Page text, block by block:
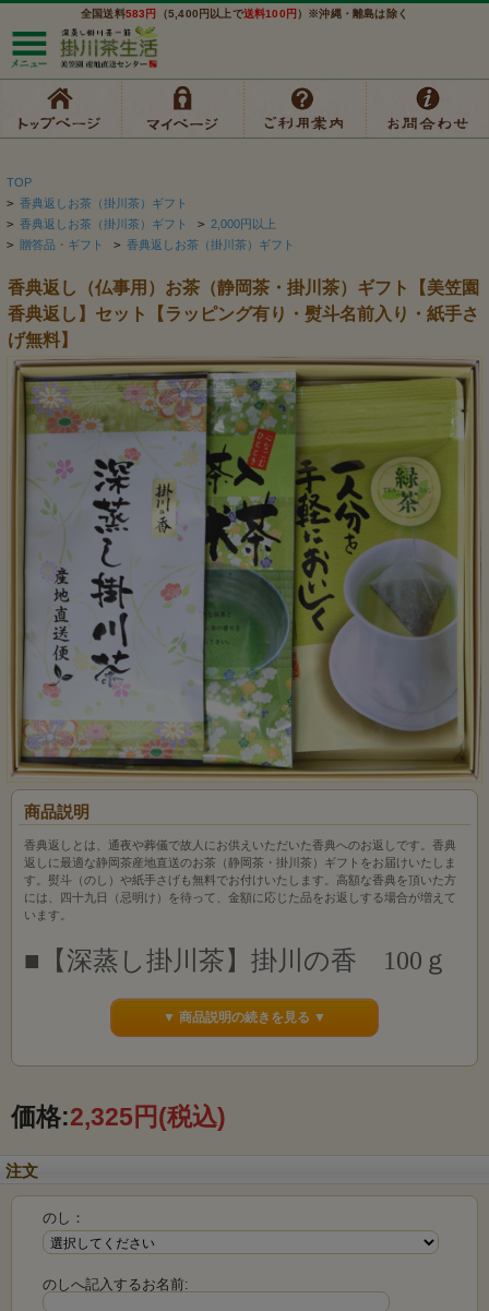
全国送料583円 （5,400円以上で送料100円 ）※沖縄・離島は除く
TOP
> 香典返しお茶（掛川茶）ギフト
> 香典返しお茶（掛川茶）ギフト > 2,000円以上
> 贈答品・ギフト > 香典返しお茶（掛川茶）ギフト
香典返し（仏事用）お茶（静岡茶・掛川茶）ギフト【美笠園
香典返し】セット【ラッピング有り・熨斗名前入り・紙手さ
げ無料】
商品説明
香典返しとは、通夜や葬儀で故人にお供えいただいた香典へのお返しです。香典
返しに最適な静岡茶産地直送のお茶（静岡茶・掛川茶）ギフトをお届けいたしま
す。熨斗（のし）や紙手さげも無料でお付けいたします。高額な香典を頂いた方
には、四十九日（忌明け）を待って、金額に応じた品をお返しする場合が増えて
います。
■【深蒸し掛川茶】掛川の香 100ｇ
■【深蒸し掛川茶】緑茶ティーバッ
■【抹茶入り玄米茶】 100ｇ
（京都抹茶・深蒸し掛川茶・国産
玄米）
▼ 商品説明の続きを見る ▼
価格:2,325円(税込)
注文
のし：
のしへ記入するお名前: